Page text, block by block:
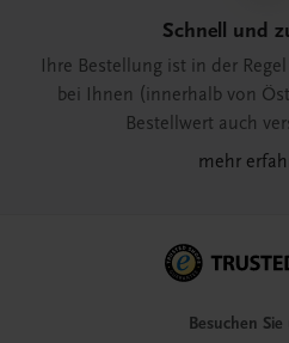
Schnell und
Ihre Bestellung ist in der
bei Ihnen (innerhalb von
Bestellwert auch
mehr
Besuchen